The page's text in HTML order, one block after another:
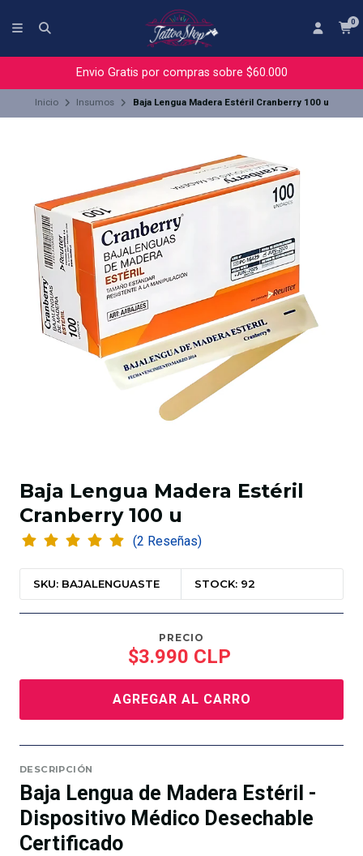
0
Envio Gratis por compras sobre $60.000
Inicio Insumos Baja Lengua Madera Estéril Cranberry 100 u
Baja Lengua Madera Estéril
Cranberry 100 u
(2 Reseñas)
SKU: BAJALENGUASTE STOCK: 92
PRECIO
$3.990 CLP
AGREGAR AL CARRO
DESCRIPCIÓN
Baja Lengua de Madera Estéril -
Dispositivo Médico Desechable
Certificado